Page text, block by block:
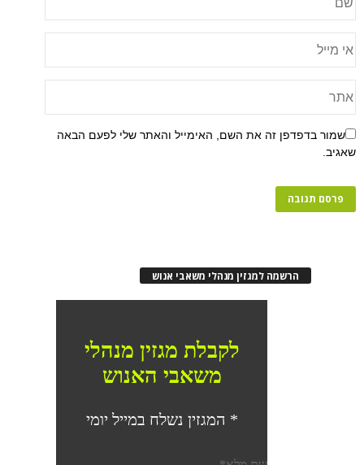
שמור בדפדפן זה את השם, האימייל והאתר שלי לפעם הבאה
שאגיב.
הרשמה למגזין מנהלי משאבי אנוש